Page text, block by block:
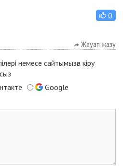
0
Жауап жазу
немесе сайтымызға кіру
Google